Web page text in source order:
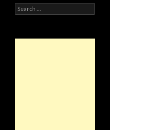
Search
for: